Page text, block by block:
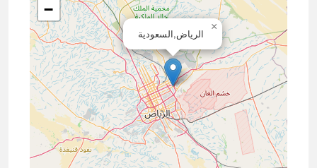
الرياض,السعودية
×
−